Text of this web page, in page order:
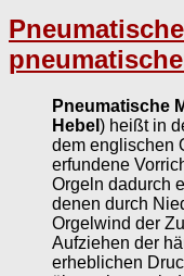
Pneumatische
Hebel ) heißt in
dem englischen
erfundene
Orgeln dadurch
denen durch
Orgelwind der
Aufziehen der
erheblichen